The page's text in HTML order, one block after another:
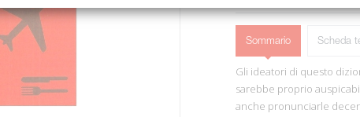
Sommario Scheda
Gli ideatori di questo
sarebbe proprio
anche pronunciarle